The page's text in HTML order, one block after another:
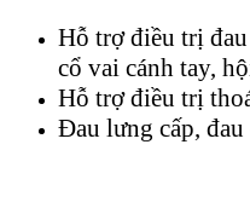
Hỗ trợ điều trị
cổ vai cánh tay,
Hỗ trợ điều trị
Đau lưng cấp, đau